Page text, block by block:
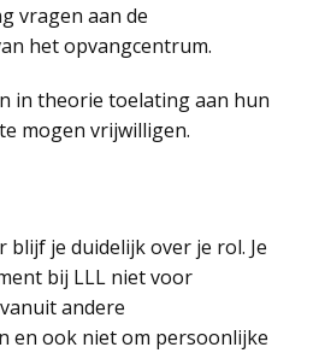
vragen aan de
het opvangcentrum.
in theorie toelating aan hun
mogen vrijwilligen.
blijf je duidelijk over je rol. Je
bij LLL niet voor
andere
en ook niet om persoonlijke